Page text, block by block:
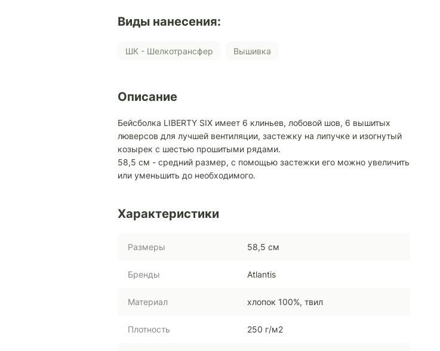
Виды нанесения:
ШК - Шелкотрансфер Вышивка
Описание
Бейсболка LIBERTY SIX имеет 6 клиньев, лобовой шов, 6 вышитых
люверсов для лучшей вентиляции, застежку на липучке и изогнутый
козырек с шестью прошитыми рядами.
58,5 см - средний размер, с помощью застежки его можно увеличить
или уменьшить до необходимого.
Характеристики
Размеры 58,5 см
Бренды Atlantis
Материал хлопок 100%, твил
Плотность 250 г/м2